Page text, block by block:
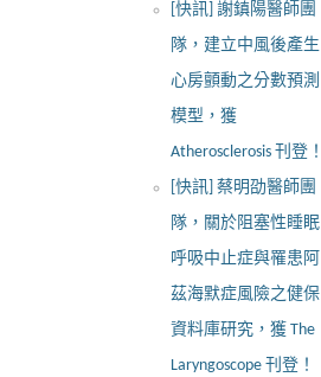
[快訊] 謝鎮陽醫師團
隊，建立中風後產生
心房顫動之分數預測
模型，獲
Atherosclerosis 刊登！
[快訊] 蔡明劭醫師團
隊，關於阻塞性睡眠
呼吸中止症與罹患阿
茲海默症風險之健保
資料庫研究，獲 The
Laryngoscope 刊登！